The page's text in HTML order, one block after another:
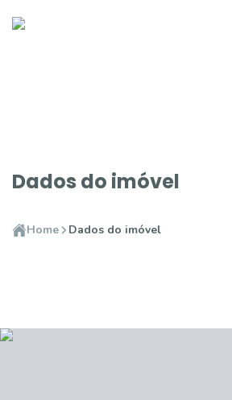
Dados do imóvel
Home Dados do imóvel